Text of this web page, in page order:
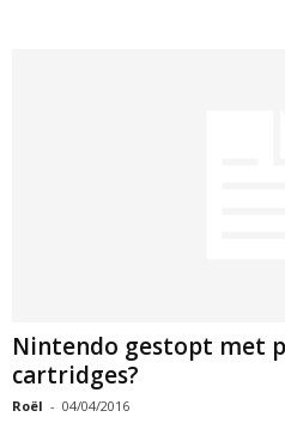
Nintendo gestopt met
cartridges?
Roël - 04/04/2016